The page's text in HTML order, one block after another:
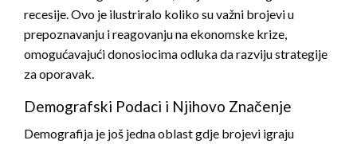
recesije. Ovo je ilustriralo koliko su važni brojevi u
prepoznavanju i reagovanju na ekonomske krize,
omogućavajući donosiocima odluka da razviju strategije
za oporavak.
Demografski Podaci i Njihovo Značenje
Demografija je još jedna oblast gdje brojevi igraju